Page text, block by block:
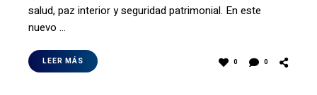
salud, paz interior y seguridad patrimonial. En este
nuevo …
LEER MÁS 0 0